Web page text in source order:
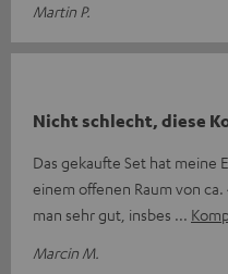
Martin P.
Nicht schlecht, diese
Das gekaufte Set hat meine
einem offenen Raum von
man sehr gut, insbes
Marcin M.